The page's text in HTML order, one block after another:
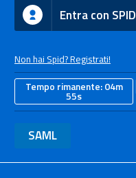
Entra con SPID
Non hai Spid? Registrati!
Tempo rimanente: 04m
55s
SAML